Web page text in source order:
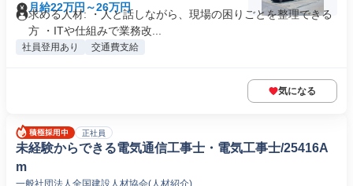
月給22万円～26万円
求める人材: ・人と話しながら、現場の困りごとを整理できる
方 ・ITや仕組みで業務改...
社員登用あり 交通費支給
気になる
正社員
未経験からできる電気通信工事士・電気工事士/25416A
m
一般社団法人全国建設人材協会(人材紹介)